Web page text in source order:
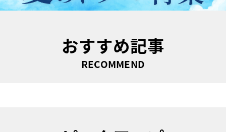
おすすめ記事
RECOMMEND